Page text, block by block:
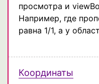
просмотра и
Например, где
равна 1/1, а у
Координаты